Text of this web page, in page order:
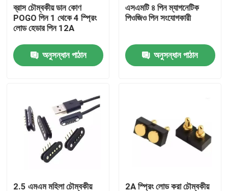
মান নিয়ন্ত্রণ
আমাদের সাথে যোগাযোগ করুন
সব ক্ষেত্রেই
স্প্রিং লোডেড POGO পিন
প্রোব পোগো পিন
ব্রাস চৌম্বকীয় ডান কোণ
POGO পিন 1 থেকে 4 স্প্রিং
লোড হেডার পিন 12A
অনুসন্ধান পাঠান
এসএমটি ৪ পিন ম্যাগনেটিক
পিওজিও পিন সংযোগকারী
অনুসন্ধান পাঠান
2.5 এমএম মহিলা চৌম্বকীয় 2A স্প্রিং লোড করা চৌম্বকীয়